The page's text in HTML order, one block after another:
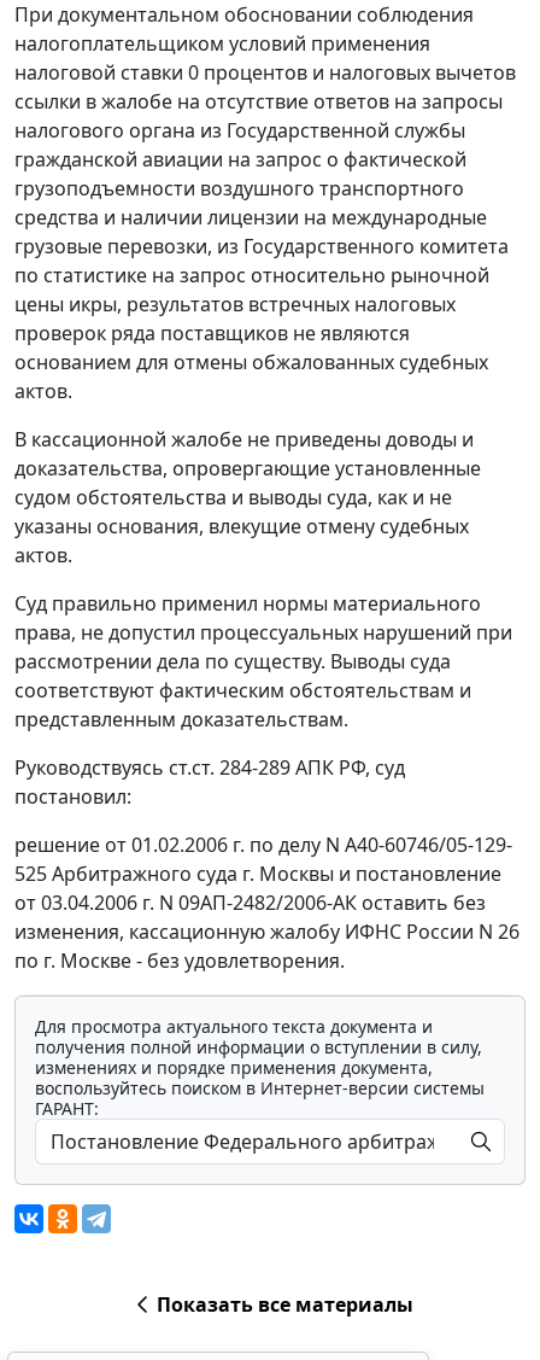
При документальном обосновании соблюдения
налогоплательщиком условий применения
налоговой ставки 0 процентов и налоговых вычетов
ссылки в жалобе на отсутствие ответов на запросы
налогового органа из Государственной службы
гражданской авиации на запрос о фактической
грузоподъемности воздушного транспортного
средства и наличии лицензии на международные
грузовые перевозки, из Государственного комитета
по статистике на запрос относительно рыночной
цены икры, результатов встречных налоговых
проверок ряда поставщиков не являются
основанием для отмены обжалованных судебных
актов.
В кассационной жалобе не приведены доводы и
доказательства, опровергающие установленные
судом обстоятельства и выводы суда, как и не
указаны основания, влекущие отмену судебных
актов.
Суд правильно применил нормы материального
права, не допустил процессуальных нарушений при
рассмотрении дела по существу. Выводы суда
соответствуют фактическим обстоятельствам и
представленным доказательствам.
Руководствуясь ст.ст. 284-289АПК РФ, суд
постановил:
решение от 01.02.2006 г. по делу N А40-60746/05-129-
525 Арбитражного суда г. Москвы и постановление
от 03.04.2006 г. N 09АП-2482/2006-АК оставить без
изменения, кассационную жалобу ИФНС России N 26
по г. Москве - без удовлетворения.
Для просмотра актуального текста документа и
получения полной информации о вступлении в силу,
изменениях и порядке применения документа,
воспользуйтесь поиском в Интернет-версии системы
ГАРАНТ:
Показать все материалы